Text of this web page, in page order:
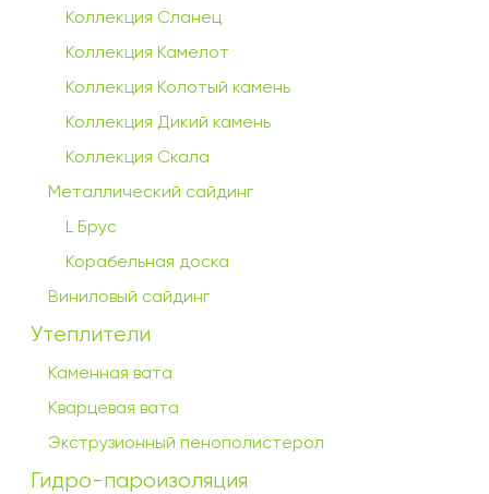
Коллекция Сланец
Коллекция Камелот
Коллекция Колотый камень
Коллекция Дикий камень
Коллекция Скала
Металлический сайдинг
L Брус
Корабельная доска
Виниловый сайдинг
Утеплители
Каменная вата
Кварцевая вата
Экструзионный пенополистерол
Гидро-пароизоляция